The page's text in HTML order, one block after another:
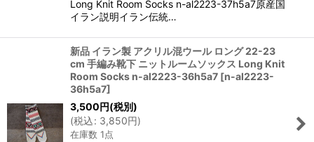
Long Knit Room Socks n-al2223-37h5a7原産国
イラン説明イラン伝統…
新品 イラン製 アクリル混ウール ロング 22-23
cm 手編み靴下 ニットルームソックス Long Knit
Room Socks n-al2223-36h5a7 [n-al2223-
36h5a7]
3,500円(税別)
(税込: 3,850円)
在庫数 1点